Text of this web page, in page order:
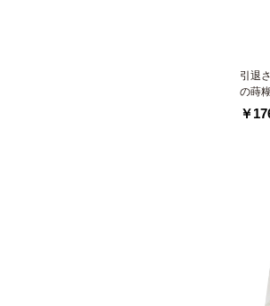
引退
の蒔
￥